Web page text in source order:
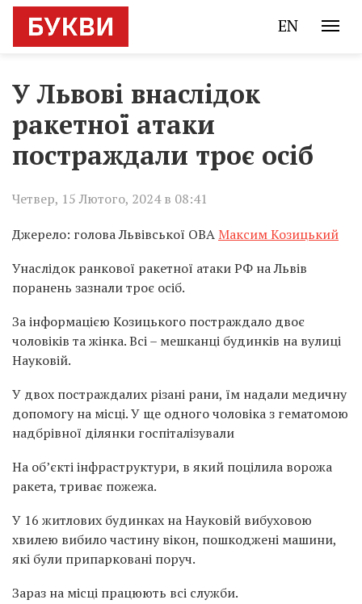
EN
У Львові внаслідок
ракетної атаки
постраждали троє осіб
Четвер, 15 Лютого, 2024 в 08:41
Джерело: голова Львівської ОВАМаксим Козицький
Унаслідок ранкової ракетної атаки РФ на Львів
поранень зазнали троє осіб.
За інформацією Козицького постраждало двоє
чоловіків та жінка. Всі – мешканці будинків на вулиці
Науковій.
У двох постраждалих різані рани, їм надали медичну
допомогу на місці. У ще одного чоловіка з гематомою
надбрівної ділянки госпіталізували
На об’єкті інфраструктури, в який поцілила ворожа
ракета, триває пожежа.
У 16 житлових будинках на Науковій вибуховою
хвилею вибило частину вікон, пошкоджені машини,
які були припарковані поруч.
Зараз на місці працюють всі служби.